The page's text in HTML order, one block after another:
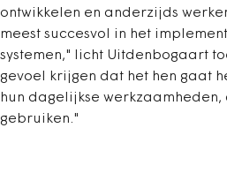
ontwikkelen en anderzijds
meest succesvol in het
systemen," licht Uitdenbogaart
gevoel krijgen dat het hen gaat
hun dagelijkse werkzaamheden,
gebruiken."